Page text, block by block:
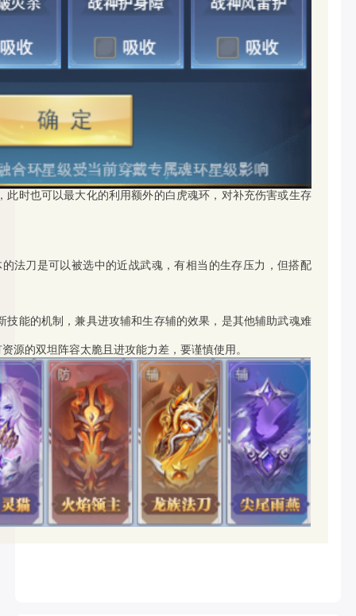
时也可以最大化的利用额外的白虎魂环，对补充伤害或生存
法刀是可以被选中的近战武魂，有相当的生存压力，但搭配
能的机制，兼具进攻辅和生存辅的效果，是其他辅助武魂难
源的双坦阵容太脆且进攻能力差，要谨慎使用。